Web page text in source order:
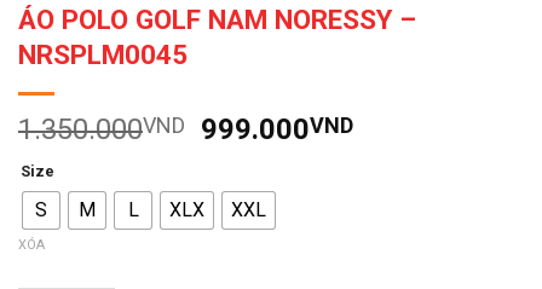
ÁO POLO GOLF NAM NORESSY –
NRSPLM0045
1.350.000VND
Giá
là:
1.350.000VND.
999.000VNDGiá
Size
S M L XLX XXL
XÓA